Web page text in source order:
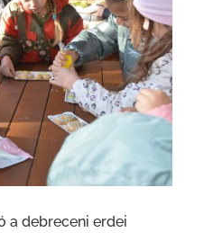
a debreceni erdei